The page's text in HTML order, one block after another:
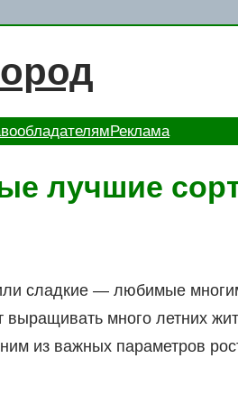
Реклама
лучшие
сладкие — любимые
выращивать много летних
из важных параметров